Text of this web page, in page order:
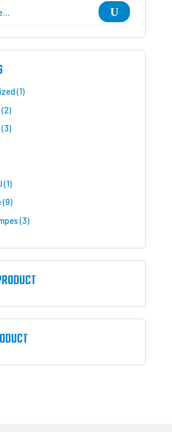
11
22
produits
33
11
produit
99
produits
33